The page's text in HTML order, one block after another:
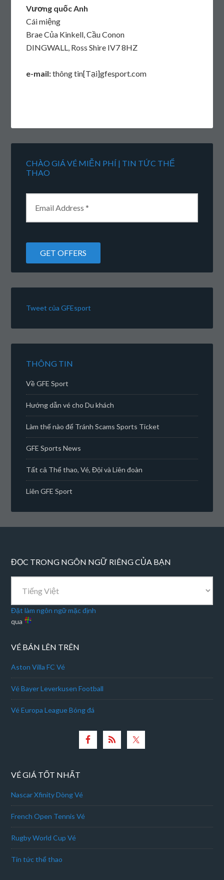
Vương quốc Anh
Cái miệng
Brae Của Kinkell, Cầu Conon
DINGWALL, Ross Shire IV7 8HZ
e-mail:thông tin[Tại]gfesport.com
CHÀO GIÁ VÉ MIỄN PHÍ | TIN TỨC THỂ
THAO
Tweet của GFEsport
THÔNG TIN
Về GFE Sport
Hướng dẫn vé cho Du khách
Làm thế nào để Tránh Scams Sports Ticket
GFE Sports News
Tất cả Thể thao, Vé, Đội và Liên đoàn
Liên GFE Sport
ĐỌC TRONG NGÔN NGỮ RIÊNG CỦA BẠN
Đặt làm ngôn ngữ mặc định
qua
VÉ BÁN LÊN TRÊN
Aston Villa FC Vé
Vé Bayer Leverkusen Football
Vé Europa League Bóng đá
VÉ GIÁ TỐT NHẤT
Nascar Xfinity Dòng Vé
French Open Tennis Vé
Rugby World Cup Vé
Tin tức thể thao